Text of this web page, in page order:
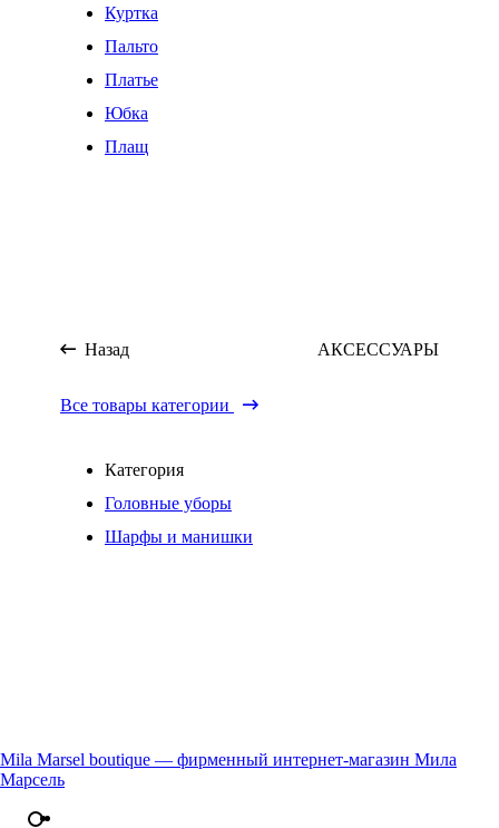
Куртка
Пальто
Платье
Юбка
Плащ
Назад АКСЕССУАРЫ
Все товары категории
Категория
Головные уборы
Шарфы и манишки
Mila Marsel boutique — фирменный интернет-магазин Мила
Марсель